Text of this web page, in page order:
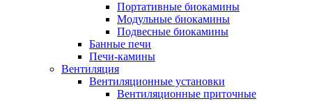
Портативные биокамины
Модульные биокамины
Подвесные биокамины
Банные печи
Печи-камины
Вентиляция
Вентиляционные установки
Вентиляционные приточные